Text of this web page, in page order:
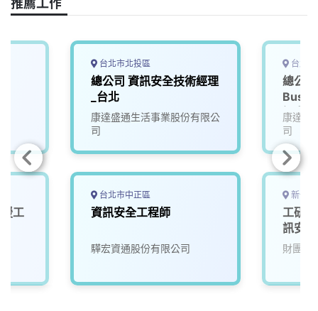
k
n
k
工
台北市北投區
總公司 資訊安全技術經理
_台北
康達盛通生活事業股份有限公
司
台北市中正區
資訊安全工程師
驊宏資通股份有限公司
台北
總公
訊安
康達盛
司
新竹
工研
訊安
財團法